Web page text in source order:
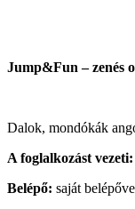
Jump&Fun – zenés
Dalok, mondókák
A foglalkozást vezeti:
Belépő: saját